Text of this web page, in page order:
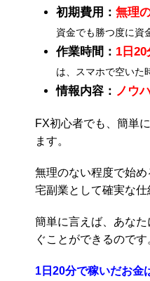
初期費用： 無理
資金でも勝つ度に資
作業時間： 1日20
は、スマホで空いた
情報内容： ノウ
FX初心者でも、簡単
ます。
無理のない程度で始
宅副業として確実な仕
簡単に言えば、あな
ぐことができるのです
1日20分で稼いだお金